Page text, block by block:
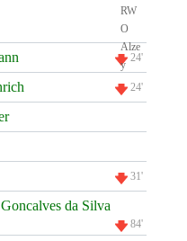
24'
24'
31'
da Silva
84'